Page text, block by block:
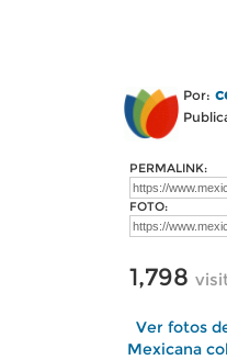
Por:
PERMALINK:
FOTO:
1,798
Ver fotos
Mexicana